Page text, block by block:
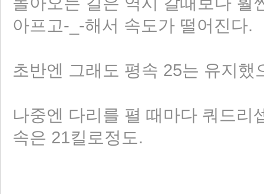
아프고-_-해서 속도가 떨어진다.
초반엔 그래도 평속 25는 유지
나중엔 다리를 펼 때마다 쿼드리
속은 21킬로정도.